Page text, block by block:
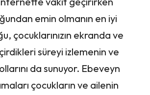
emin olmanın en iyi
çocuklarınızın ekranda ve
süreyi izlemenin ve
da sunuyor. Ebeveyn
çocukların ve ailenin